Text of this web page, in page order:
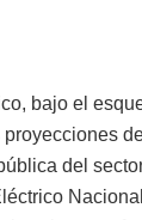
bajo el
del